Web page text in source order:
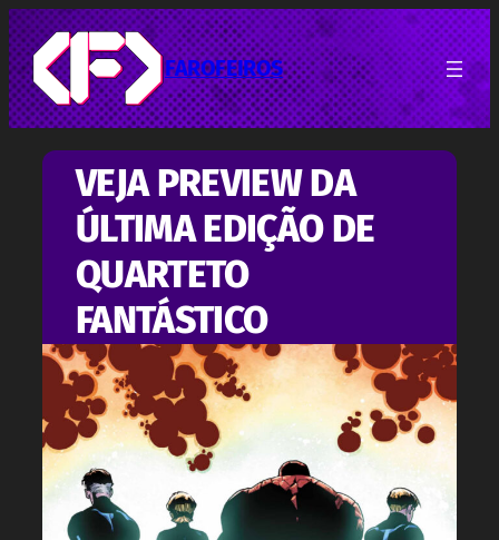
Pular
para
o
conteúdo
FAROFEIROS
VEJA PREVIEW DA
ÚLTIMA EDIÇÃO DE
QUARTETO
FANTÁSTICO